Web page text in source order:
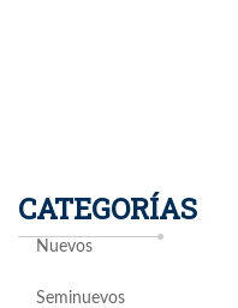
CATEGORÍAS
Nuevos
Seminuevos